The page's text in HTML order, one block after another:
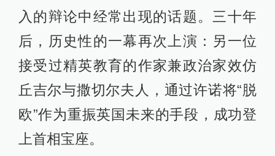
入的辩论中经常出现的话题。三十年
后，历史性的一幕再次上演：另一位
接受过精英教育的作家兼政治家效仿
丘吉尔与撒切尔夫人，通过许诺将“脱
欧”作为重振英国未来的手段，成功登
上首相宝座。